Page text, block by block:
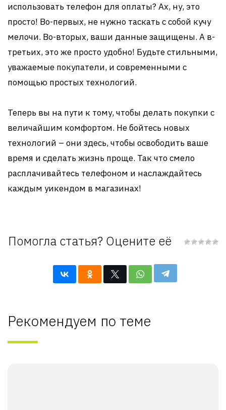
использовать телефон для оплаты? Ах, ну, это
просто! Во-первых, не нужно таскать с собой кучу
мелочи. Во-вторых, ваши данные защищены. А в-
третьих, это же просто удобно! Будьте стильными,
уважаемые покупатели, и современными с
помощью простых технологий.
Теперь вы на пути к тому, чтобы делать покупки с
величайшим комфортом. Не бойтесь новых
технологий – они здесь, чтобы освободить ваше
время и сделать жизнь проще. Так что смело
расплачивайтесь телефоном и наслаждайтесь
каждым уикендом в магазинах!
Помогла статья? Оцените её
Рекомендуем по теме